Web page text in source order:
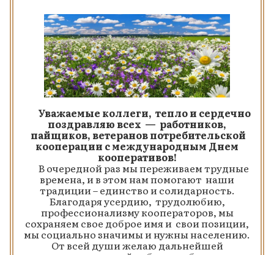
Уважаемые коллеги, тепло и сердечно
поздравляю всех — работников,
пайщиков, ветеранов потребительской
кооперации с международным Днем
кооперативов!
В очередной раз мы переживаем трудные
времена, и в этом нам помогают наши
традиции – единство и солидарность.
Благодаря усердию, трудолюбию,
профессионализму кооператоров, мы
сохраняем свое доброе имя и свои позиции,
мы социально значимы и нужны населению.
От всей души желаю дальнейшей